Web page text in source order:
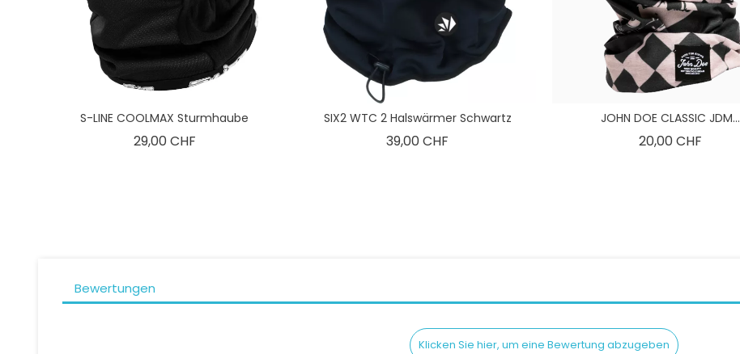
S-LINE COOLMAX Sturmhaube
29,00 CHFPreis
SIX2 WTC 2 Halswärmer Schwartz
39,00 CHF
JOHN DOE CLASSIC JDM...
20,00 CHF
Bewertungen
Klicken Sie hier, um eine Bewertung abzugeben